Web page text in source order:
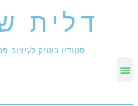
דלית
סטודיו בוטיק לעיצוב